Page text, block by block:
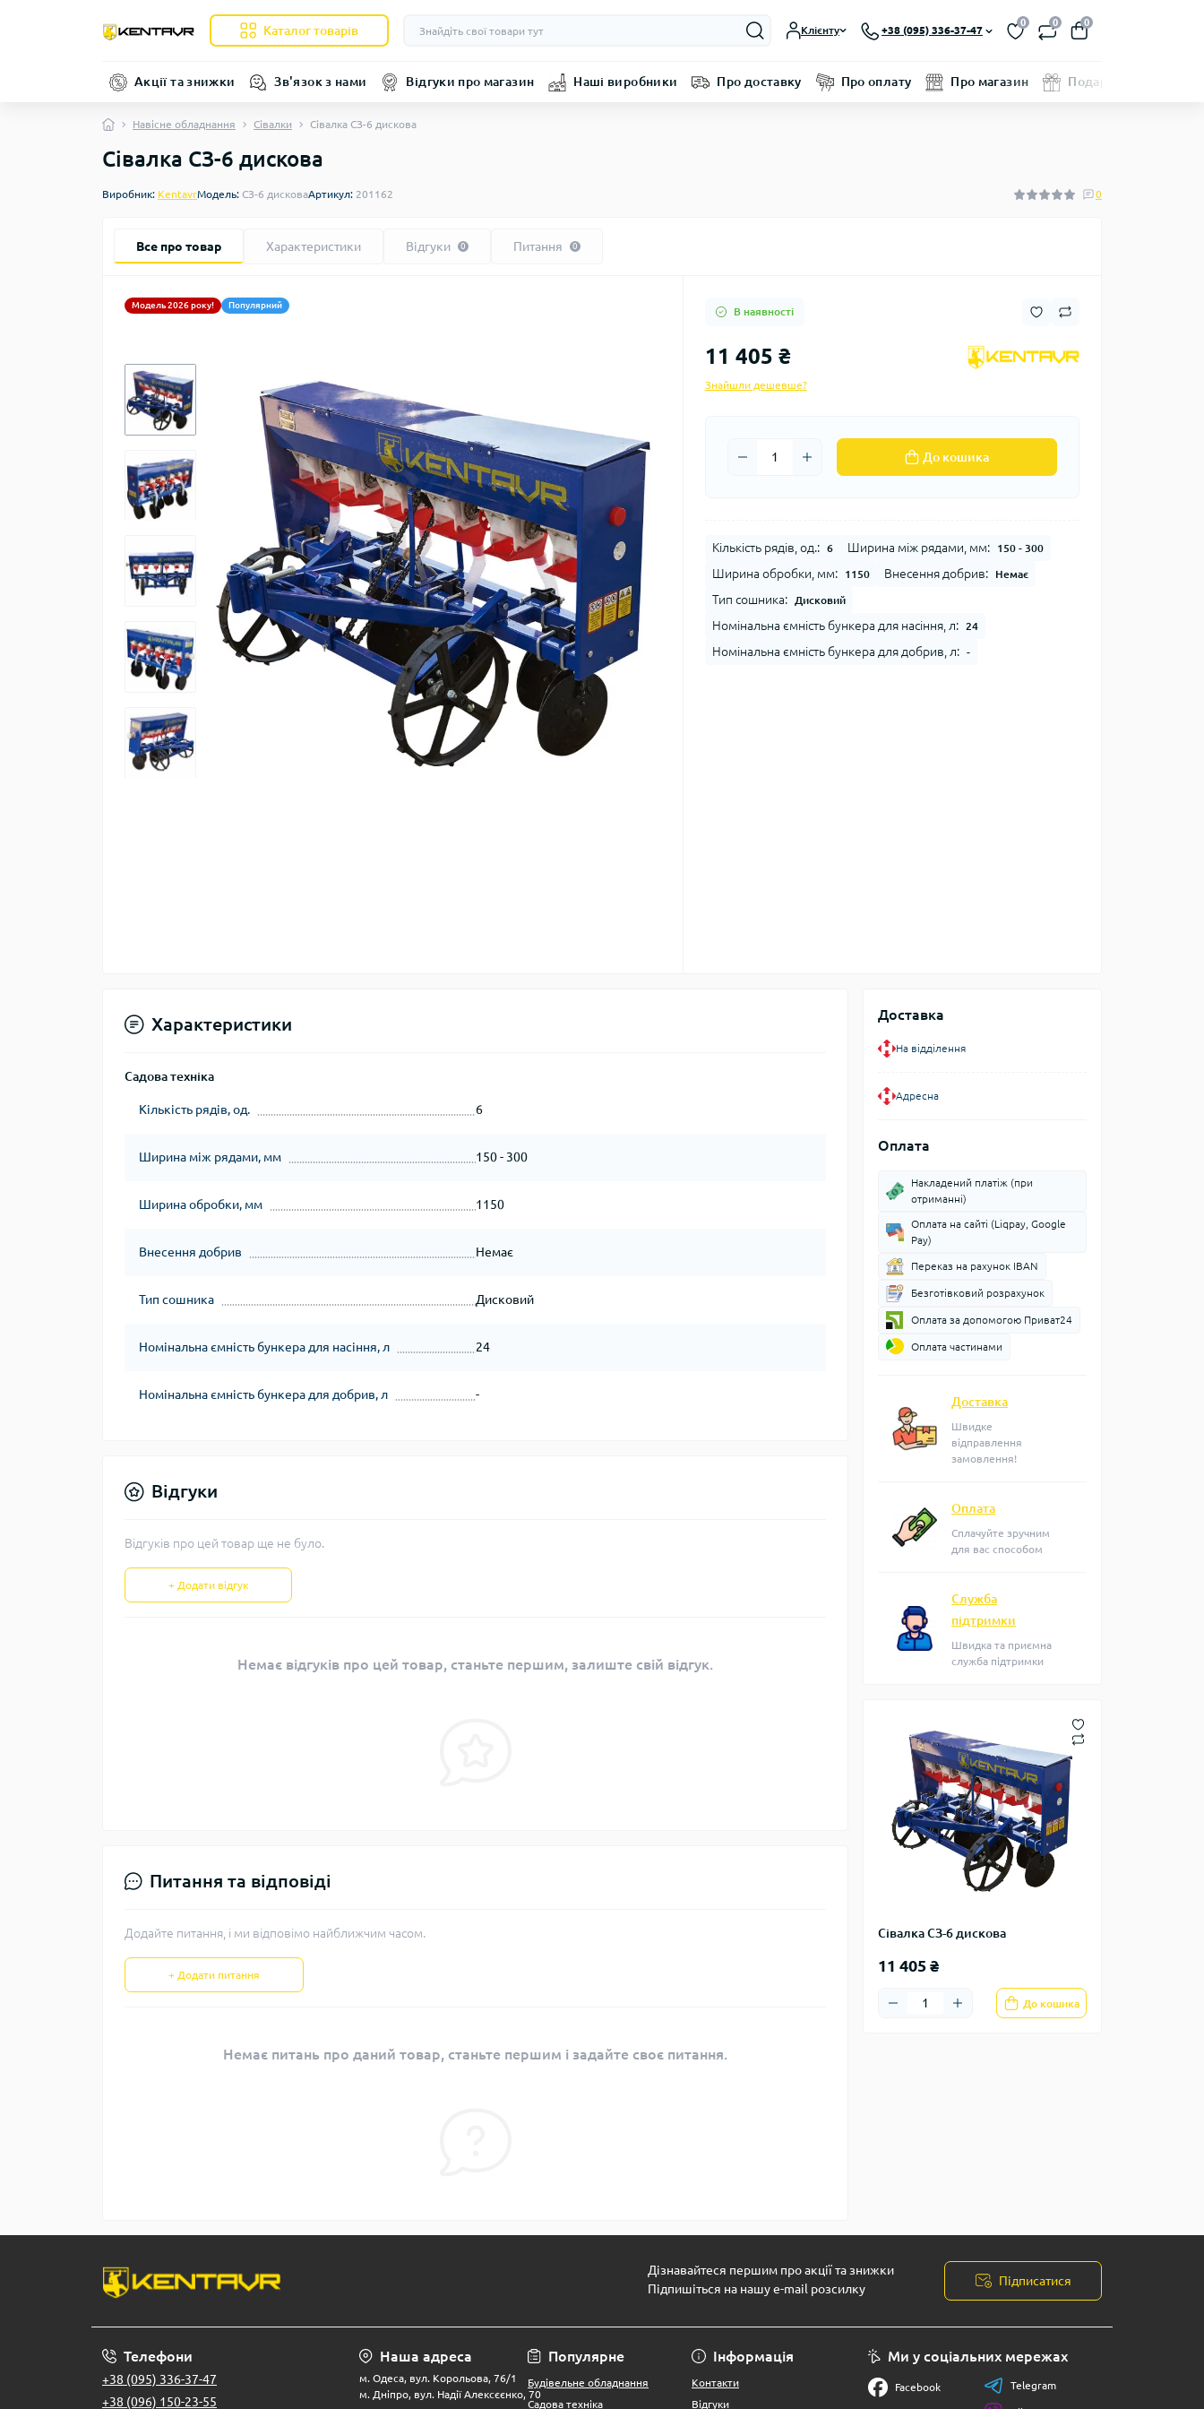
Каталог товарів Клієнту +38 (095) 336-37-47
0 0 0
Акції та знижки Зв'язок з нами Відгуки про магазин Наші виробники Про доставку Про оплату Про магазин Подарунковий
Навісне обладнання Сівалки Сівалка СЗ-6 дискова
Сівалка СЗ-6 дискова
Виробник: KentavrМодель: СЗ-6 дисковаАртикул: 201162 0
Все про товар Характеристики Відгуки 0 Питання 0
Модель 2026 року! Популярний
В наявності
11 405 ₴
Знайшли дешевше?
До кошика
Кількість рядів, од.: 6 Ширина між рядами, мм: 150 - 300
Ширина обробки, мм: 1150 Внесення добрив: Немає
Тип сошника: Дисковий
Номінальна ємність бункера для насіння, л: 24
Номінальна ємність бункера для добрив, л: -
Доставка
На відділення
Адресна
Оплата
Накладений платіж (при
отриманні)
Оплата на сайті (Liqpay, Google
Pay)
Переказ на рахунок IBAN
Безготівковий розрахунок
Оплата за допомогою Приват24
Оплата частинами
Доставка
Швидке
відправлення
замовлення!
Оплата
Сплачуйте зручним
для вас способом
Служба
підтримки
Швидка та приємна
служба підтримки
Сівалка СЗ-6 дискова
11 405 ₴
До кошика
Характеристики
Садова техніка
Кількість рядів, од. 6
Ширина між рядами, мм 150 - 300
Ширина обробки, мм 1150
Внесення добрив Немає
Тип сошника Дисковий
Номінальна ємність бункера для насіння, л 24
Номінальна ємність бункера для добрив, л -
Відгуки
Відгуків про цей товар ще не було.
+ Додати відгук
Немає відгуків про цей товар, станьте першим, залиште свій відгук.
Питання та відповіді
Додайте питання, і ми відповімо найближчим часом.
+ Додати питання
Немає питань про даний товар, станьте першим і задайте своє питання.
Дізнавайтеся першим про акції та знижки
Підпишіться на нашу e-mail розсилку
Підписатися
Телефони
+38 (095) 336-37-47
+38 (096) 150-23-55
Наша адреса
м. Одеса, вул. Корольова, 76/1
м. Дніпро, вул. Надії Алексєєнко, 70
Популярне
Будівельне обладнання
Садова техніка
Інформація
Контакти
Відгуки
Ми у соціальних мережах
Facebook Telegram